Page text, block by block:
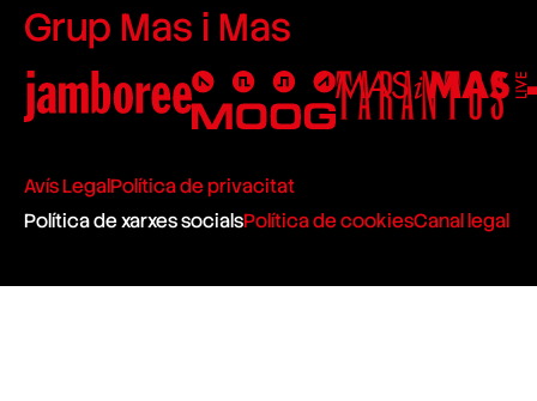
Grup Mas i Mas
Avís LegalPolítica de privacitat
Política de xarxes socialsPolítica de cookiesCanal legal